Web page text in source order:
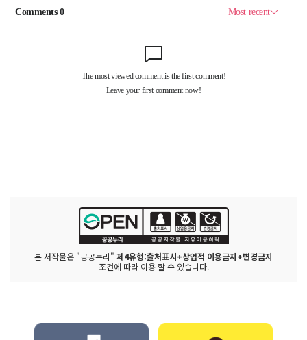
본 저작물은 "공공누리" 제4유형:출처표시+상업적 이용금지+변경금지
조건에 따라 이용 할 수 있습니다.